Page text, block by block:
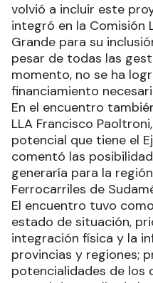
volvió a incluir este
integró en la Comisión
Grande para su
pesar de todas las
momento, no se ha
financiamiento
En el encuentro
LLA Francisco
potencial que tiene el
comentó las
generaría para la
Ferrocarriles de
El encuentro tuvo
estado de situación,
integración física y la
provincias y regiones;
potencialidades de los